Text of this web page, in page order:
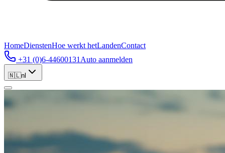
HomeDienstenHoe werkt hetLandenContact
+31 (0)6-44600131 Auto aanmelden
🇳🇱nl